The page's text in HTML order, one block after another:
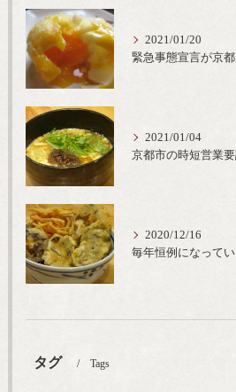
2021/01/20
2021/01/04
2020/12/16
タグ Tags